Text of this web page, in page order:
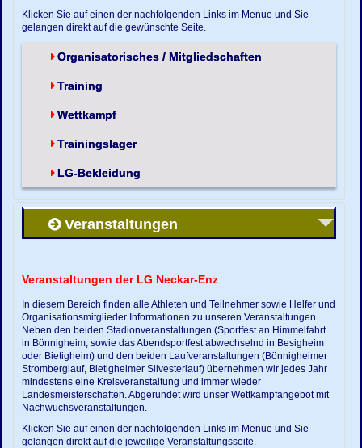
Klicken Sie auf einen der nachfolgenden Links im Menue und Sie
gelangen direkt auf die gewünschte Seite.
Organisatorisches / Mitgliedschaften
Training
Wettkampf
Trainingslager
LG-Bekleidung
Veranstaltungen
Veranstaltungen der LG Neckar-Enz
In diesem Bereich finden alle Athleten und Teilnehmer sowie Helfer und
Organisationsmitglieder Informationen zu unseren Veranstaltungen.
Neben den beiden Stadionveranstaltungen (Sportfest an Himmelfahrt
in Bönnigheim, sowie das Abendsportfest abwechselnd in Besigheim
oder Bietigheim) und den beiden Laufveranstaltungen (Bönnigheimer
Stromberglauf, Bietigheimer Silvesterlauf) übernehmen wir jedes Jahr
mindestens eine Kreisveranstaltung und immer wieder
Landesmeisterschaften. Abgerundet wird unser Wettkampfangebot mit
Nachwuchsveranstaltungen.
Klicken Sie auf einen der nachfolgenden Links im Menue und Sie
gelangen direkt auf die jeweilige Veranstaltungsseite.